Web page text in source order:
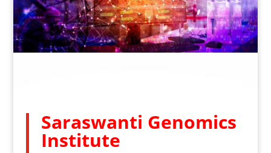
Saraswanti Genomics
Institute